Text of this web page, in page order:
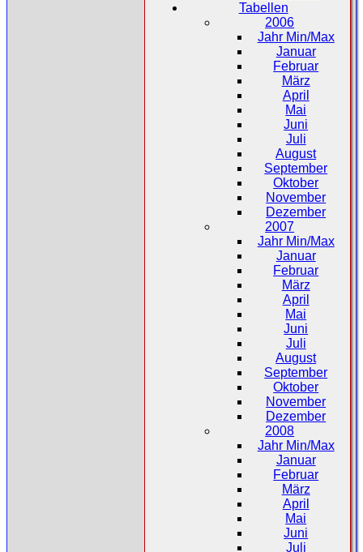
Tabellen
2006
Jahr Min/Max
Januar
Februar
März
April
Mai
Juni
Juli
August
September
Oktober
November
Dezember
2007
Jahr Min/Max
Januar
Februar
März
April
Mai
Juni
Juli
August
September
Oktober
November
Dezember
2008
Jahr Min/Max
Januar
Februar
März
April
Mai
Juni
Juli